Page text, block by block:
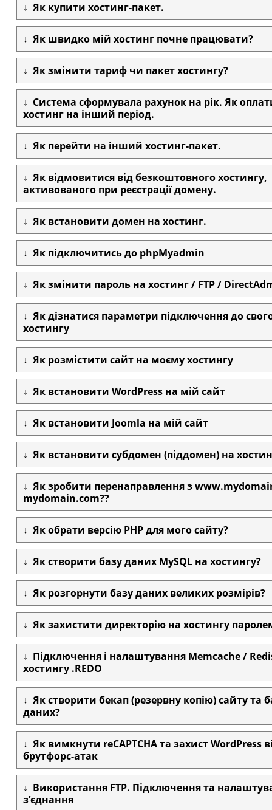
Як купити хостинг-пакет.
Як швидко мій хостинг почне працювати?
Як змінити тариф чи пакет хостингу?
Система сформувала рахунок на рік. Як
хостинг на інший період.
Як перейти на інший хостинг-пакет.
Як відмовитися від безкоштовного хостингу,
активованого при реєстрації домену.
Як встановити домен на хостинг.
Як підключитись до phpMyadmin
Як змінити пароль на хостинг / FTP /
Як дізнатися параметри підключення до
хостингу
Як розмістити сайт на моєму хостингу
Як встановити WordPress на мій сайт
Як встановити Joomla на мій сайт
Як встановити субдомен (піддомен) на
Як зробити перенаправлення з
mydomain.com??
Як обрати версію PHP для мого сайту?
Як створити базу даних MySQL на хостингу?
Як розгорнути базу даних великих розмірів?
Як захистити директорію на хостингу
Підключення і налаштування Memcache /
хостингу .REDO
Як створити бекап (резервну копію) сайту та
даних?
Як вимкнути reCAPTCHA та захист WordPress
брутфорс-атак
Використання FTP. Підключення та
з’єднання